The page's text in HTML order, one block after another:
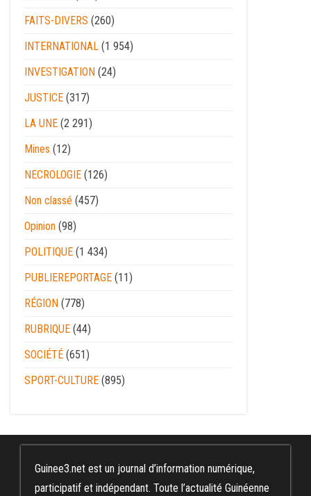
FAITS-DIVERS (260)
INTERNATIONAL (1 954)
INVESTIGATION (24)
JUSTICE (317)
LA UNE (2 291)
Mines (12)
NECROLOGIE (126)
Non classé (457)
Opinion (98)
POLITIQUE (1 434)
PUBLIEREPORTAGE (11)
RÉGION (778)
RUBRIQUE (44)
SOCIÉTÉ (651)
SPORT-CULTURE (895)
Guinee3.net est un journal d’information numérique,
participatif et indépendant. Toute l’actualité Guinéenne